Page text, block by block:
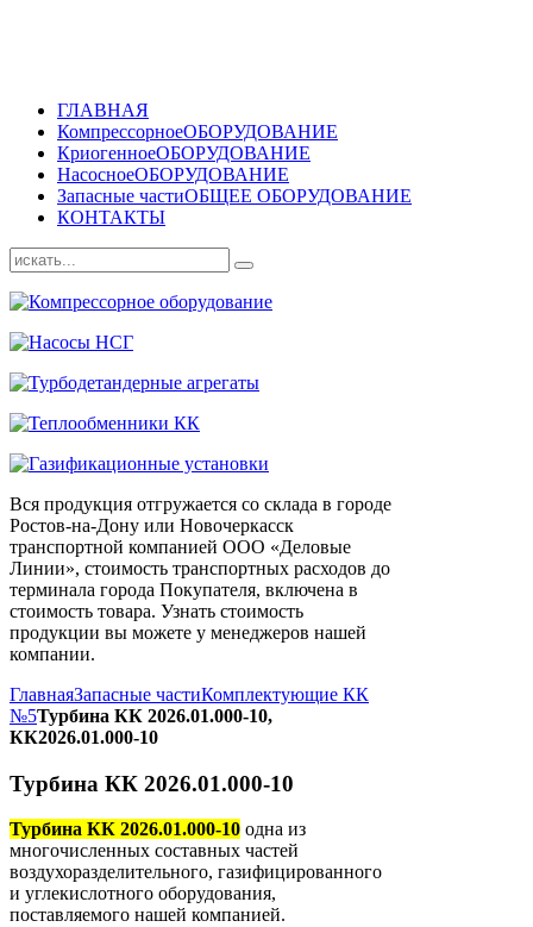
ГЛАВНАЯ
КомпрессорноеОБОРУДОВАНИЕ
КриогенноеОБОРУДОВАНИЕ
НасосноеОБОРУДОВАНИЕ
Запасные частиОБЩЕЕ ОБОРУДОВАНИЕ
КОНТАКТЫ
Вся продукция отгружается со склада в городе
Ростов-на-Дону или Новочеркасск
транспортной компанией ООО «Деловые
Линии», стоимость транспортных расходов до
терминала города Покупателя, включена в
стоимость товара. Узнать стоимость
продукции вы можете у менеджеров нашей
компании.
ГлавнаяЗапасные частиКомплектующие КК
№5Турбина КК 2026.01.000-10,
КК2026.01.000-10
Турбина КК 2026.01.000-10
Турбина КК 2026.01.000-10 одна из
многочисленных составных частей
воздухоразделительного, газифицированного
и углекислотного оборудования,
поставляемого нашей компанией.